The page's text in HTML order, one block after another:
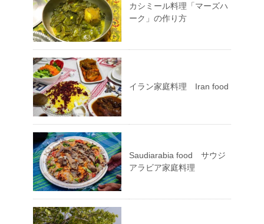
カシミール料理「マーズハ
ーク」の作り方
イラン家庭料理 Iran food
Saudiarabia food サウジ
アラビア家庭料理